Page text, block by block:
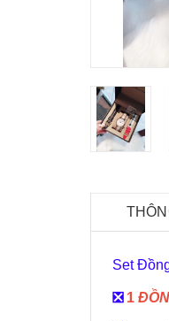
Set
️❎ 1